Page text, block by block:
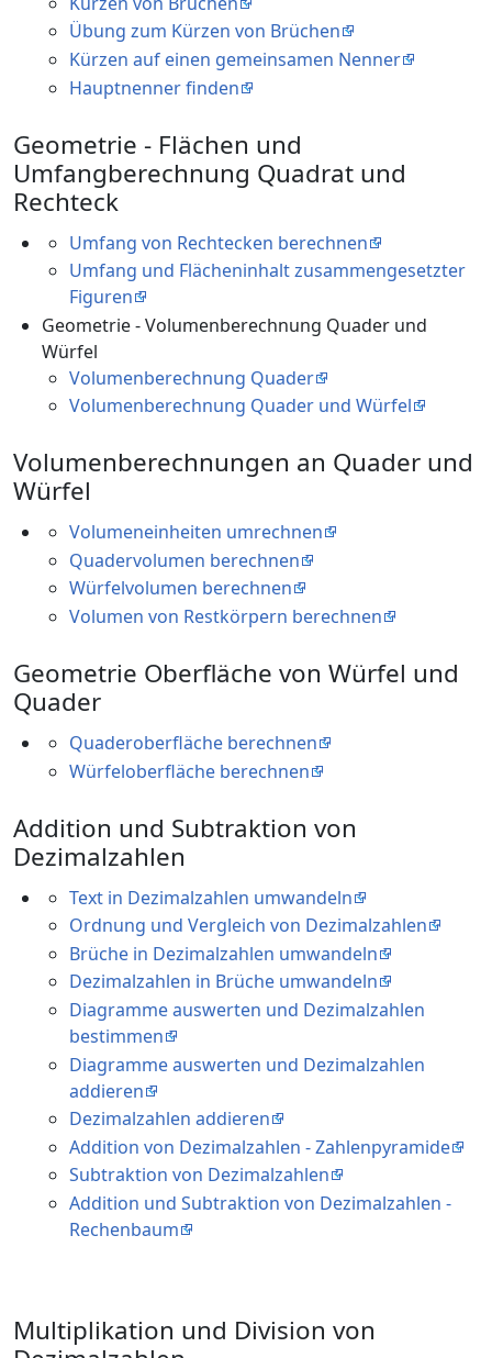
Übung zum Kürzen von Brüchen
Kürzen auf einen gemeinsamen Nenner
Hauptnenner finden
Geometrie - Flächen und
Umfangberechnung Quadrat und
Rechteck
Umfang von Rechtecken berechnen
Umfang und Flächeninhalt zusammengesetzter
Figuren
Geometrie - Volumenberechnung Quader und
Würfel
Volumenberechnung Quader
Volumenberechnung Quader und Würfel
Volumenberechnungen an Quader und
Würfel
Volumeneinheiten umrechnen
Quadervolumen berechnen
Würfelvolumen berechnen
Volumen von Restkörpern berechnen
Geometrie Oberfläche von Würfel und
Quader
Quaderoberfläche berechnen
Würfeloberfläche berechnen
Addition und Subtraktion von
Dezimalzahlen
Text in Dezimalzahlen umwandeln
Ordnung und Vergleich von Dezimalzahlen
Brüche in Dezimalzahlen umwandeln
Dezimalzahlen in Brüche umwandeln
Diagramme auswerten und Dezimalzahlen
bestimmen
Diagramme auswerten und Dezimalzahlen
addieren
Dezimalzahlen addieren
Addition von Dezimalzahlen - Zahlenpyramide
Subtraktion von Dezimalzahlen
Addition und Subtraktion von Dezimalzahlen -
Rechenbaum
Multiplikation und Division von